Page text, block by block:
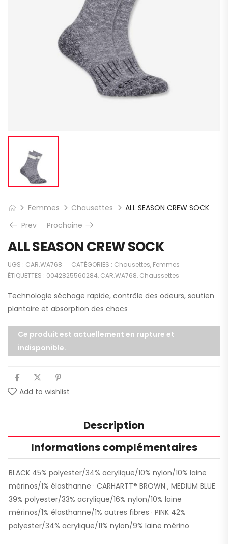
Femmes Chausettes
ALL SEASON CREW SOCK
Prev
Prochaine
ALL SEASON CREW SOCK
UGS : CAR.WA768 CATÉGORIES : Chausettes, Femmes
ÉTIQUETTES : 0042825560284, CAR.WA768, Chaussettes
Technologie séchage rapide, contrôle des odeurs, soutien
plantaire et absorption des chocs
Ce produit est actuellement en rupture et
indisponible.
Add to wishlist
Description
Informations complémentaires
BLACK 45% polyester/34% acrylique/10% nylon/10% laine
mérinos/1% élasthanne · CARHARTT® BROWN , MEDIUM BLUE
39% polyester/33% acrylique/16% nylon/10% laine
mérinos/1% élasthanne/1% autres fibres · PINK 42%
polyester/34% acrylique/11% nylon/9% laine mérino